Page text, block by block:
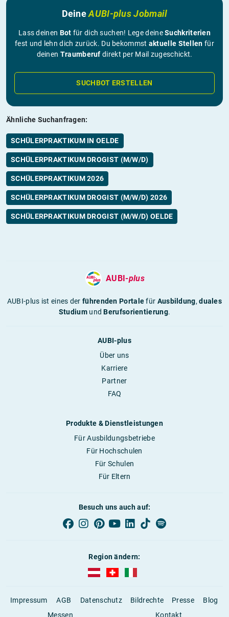
DeineAUBI-plus Jobmail
Lass deinen Bot für dich suchen! Lege deineSuchkriterien
fest und lehn dich zurück. Du bekommst aktuelle Stellen für
deinen Traumberuf direkt per Mail zugeschickt.
SUCHBOT ERSTELLEN
Ähnliche Suchanfragen:
SCHÜLERPRAKTIKUM IN OELDE
SCHÜLERPRAKTIKUM DROGIST (M/W/D)
SCHÜLERPRAKTIKUM 2026
SCHÜLERPRAKTIKUM DROGIST (M/W/D) 2026
SCHÜLERPRAKTIKUM DROGIST (M/W/D) OELDE
AUBI-plus
AUBI-plus ist eines derführenden Portalefür Ausbildung,duales
StudiumundBerufsorientierung.
AUBI-plus
Über uns
Karriere
Partner
FAQ
Produkte & Dienstleistungen
Für Ausbildungsbetriebe
Für Hochschulen
Für Schulen
Für Eltern
Besuch uns auch auf:
Region ändern:
AUBI-plus Österreich (deutsch)
AUBI-plus Schweiz (deutsch)
AUBI-plus Italien (deutsch)
Impressum AGB Datenschutz Bildrechte Presse
Blog
Messen
Kontakt